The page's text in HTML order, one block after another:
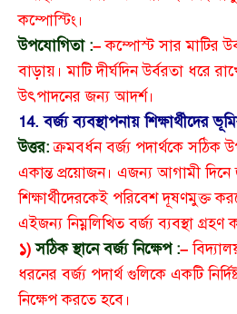
কম্পোস্টিং।
উপযোগিতা :–কম্পোস্ট সার মাটির
বাড়ায়। মাটি দীর্ঘদিন উর্বরতা ধরে
উৎপাদনের জন্য আদর্শ।
14. বর্জ্য ব্যবস্থাপনায় শিক্ষার্থীদের
উত্তর:ক্রমবর্ধন বর্জ্য পদার্থকে সঠিক
একান্ত প্রয়োজন। এজন্য আগামী দিনে
শিক্ষার্থীদেরকেই পরিবেশ দূষণমুক্ত
এইজন্য নিম্নলিখিত বর্জ্য ব্যবস্থা গ্রহণ
১)সঠিক স্থানে বর্জ্য নিক্ষেপ :–
ধরনের বর্জ্য পদার্থ গুলিকে একটি
নিক্ষেপ করতে হবে।